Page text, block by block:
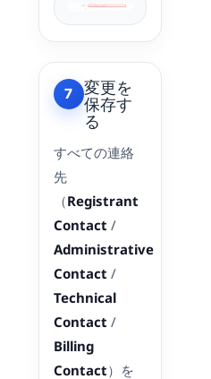
7
変更を
保存す
る
すべての連絡
先
（Registrant
Contact /
Administrative
Contact /
Technical
Contact /
Billing
Contact）を